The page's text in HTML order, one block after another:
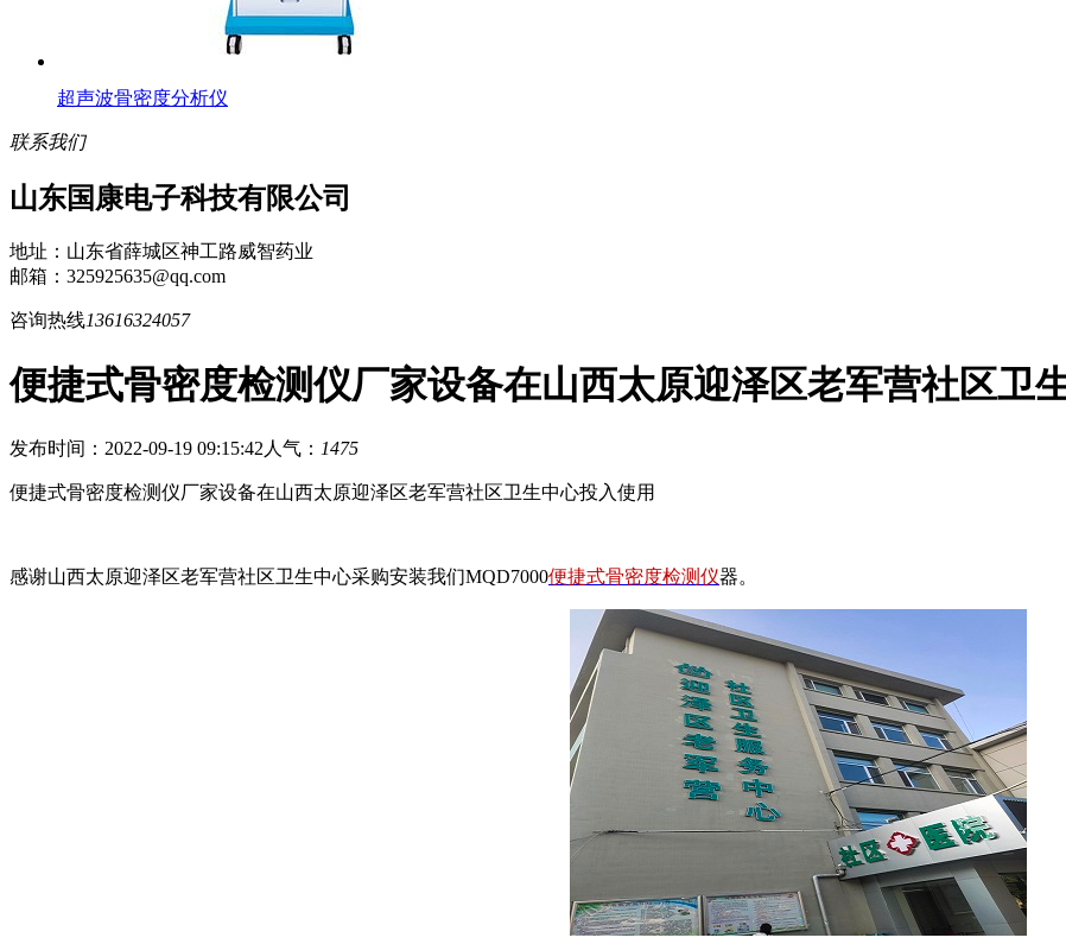
超声波骨密度分析仪
联系我们
山东国康电子科技有限公司
地址：山东省薛城区神工路威智药业
邮箱：325925635@qq.com
咨询热线13616324057
便捷式骨密度检测仪厂家设备在山西太原迎泽区老军营社区卫
发布时间：2022-09-19 09:15:42 人气： 1475
便捷式骨密度检测仪厂家设备在山西太原迎泽区老军营社区卫生中心投入使用
感谢山西太原迎泽区老军营社区卫生中心采购安装我们MQD7000便捷式骨密度检测仪器。